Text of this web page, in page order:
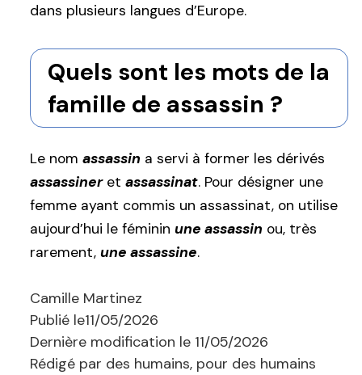
dans plusieurs langues d’Europe.
Quels sont les mots de la
famille de assassin ?
Le nom assassin a servi à former les dérivés
assassineret assassinat. Pour désigner une
femme ayant commis un assassinat, on utilise
aujourd’hui le féminin une assassin ou, très
rarement, une assassine.
Camille Martinez
Publié le11/05/2026
Dernière modification le 11/05/2026
Rédigé par des humains, pour des humains